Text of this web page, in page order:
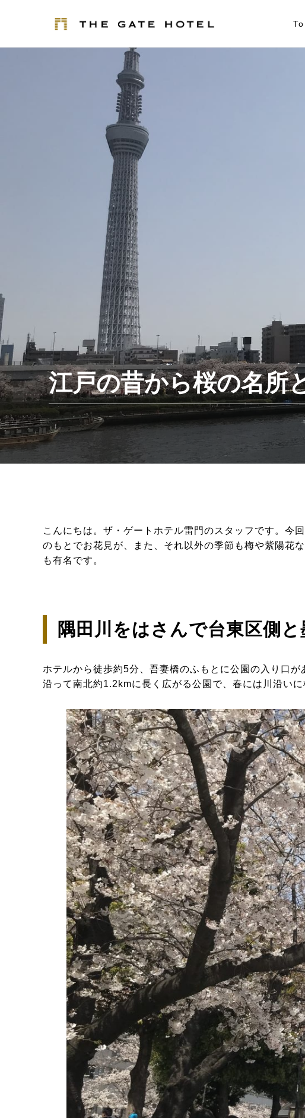
江戸の昔から桜の名所
こんにちは。ザ・ゲートホテル雷門のスタッフです。今
のもとでお花見が、また、それ以外の季節も梅や紫陽花
も有名です。
隅田川をはさんで台東区側と
ホテルから徒歩約5分、吾妻橋のふもとに公園の入り口
沿って南北約1.2kmに長く広がる公園で、春には川沿い